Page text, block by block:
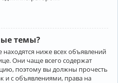
темы?
ниже всех объявлений
Они чаще всего содержат
поэтому вы должны прочесть
и с объявлениями, права на